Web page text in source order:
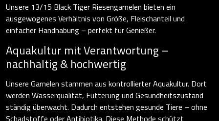
Unsere 13/15 Black Tiger Riesengarnelen bieten ein
ausgewogenes Verhältnis von Größe, Fleischanteil und
einfacher Handhabung – perfekt für Genießer.
Aquakultur mit Verantwortung –
nachhaltig & hochwertig
Unsere Garnelen stammen aus kontrollierter Aquakultur. Dort
werden Wasserqualität, Fütterung und Gesundheitszustand
ständig überwacht. Dadurch entstehen gesunde Tiere – ohne
Schadstoffe oder Antibiotika. Diese Methode schützt